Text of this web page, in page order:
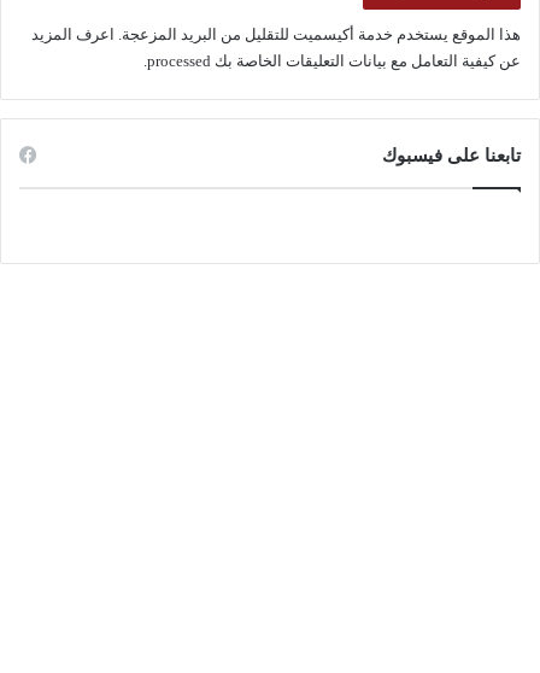
هذا الموقع يستخدم خدمة أكيسميت للتقليل من البريد المزعجة. اعرف المزيد
عن كيفية التعامل مع بيانات التعليقات الخاصة بك processed
.
تابعنا على فيسبوك